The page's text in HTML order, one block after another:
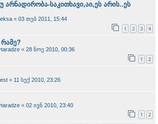
არნადირობა-საკითხავი,აი,ეს არის..ეს
« 03 თებ 2011, 15:44
1 2 3 4
« 28 ნოე 2010, 00:36
1 2
« 11 სექ 2010, 23:26
« 02 ივნ 2010, 23:40
1 2